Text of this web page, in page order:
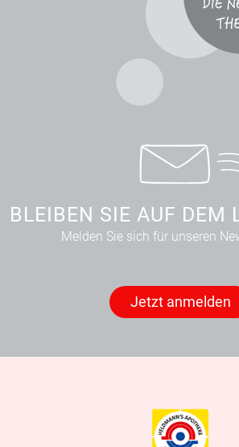
BLEIBEN SIE AUF DEM
Melden Sie sich für unseren
Jetzt anmelden